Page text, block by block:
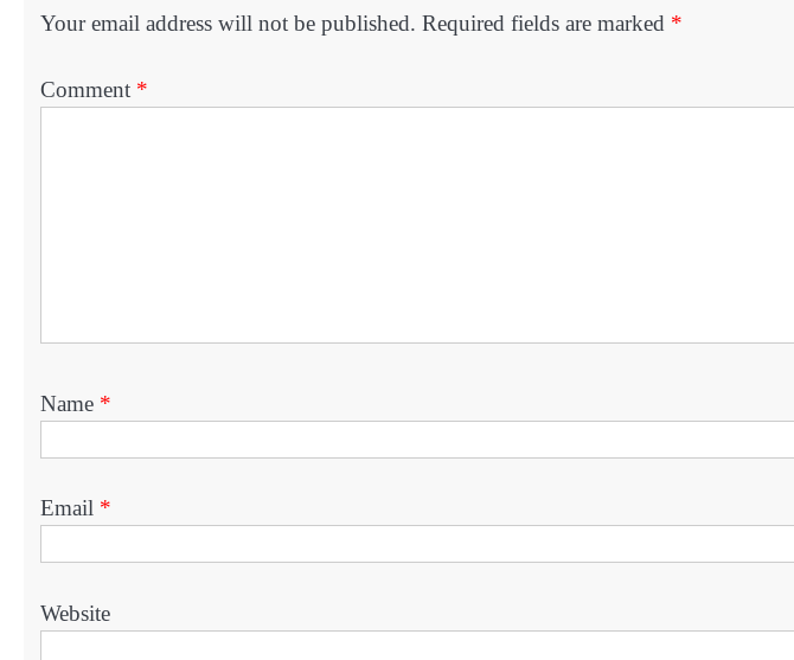
Your email address will not be published. Required fields are marked *
Comment *
Name *
Email *
Website